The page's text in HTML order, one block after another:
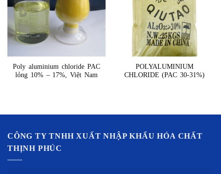
Poly aluminium chloride PAC
lỏng 10% – 17%, Việt Nam
POLYALUMINIUM
CHLORIDE (PAC 30-31%)
CÔNG TY TNHH XUẤT NHẬP KHẨU HÓA CHẤT
THỊNH PHÚC